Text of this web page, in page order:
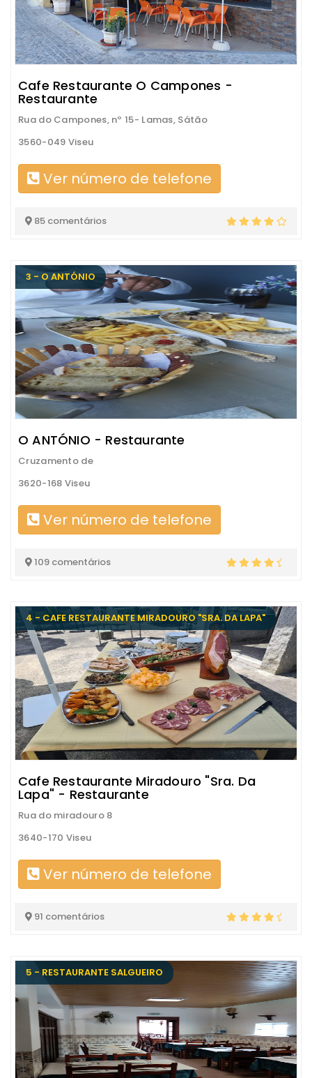
Cafe Restaurante O Campones -
Restaurante
Rua do Campones, nº 15- Lamas, Sátão
3560-049 Viseu
Ver número de telefone
85 comentários
3 - O ANTÓNIO
O ANTÓNIO - Restaurante
Cruzamento de
3620-168 Viseu
Ver número de telefone
109 comentários
4 - CAFE RESTAURANTE MIRADOURO "SRA. DA LAPA"
Cafe Restaurante Miradouro "Sra. Da
Lapa" - Restaurante
Rua do miradouro 8
3640-170 Viseu
Ver número de telefone
91 comentários
5 - RESTAURANTE SALGUEIRO